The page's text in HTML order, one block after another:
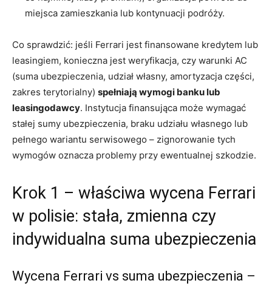
miejsca zamieszkania lub kontynuacji podróży.
Co sprawdzić: jeśli Ferrari jest finansowane kredytem lub
leasingiem, konieczna jest weryfikacja, czy warunki AC
(suma ubezpieczenia, udział własny, amortyzacja części,
zakres terytorialny) spełniają wymogi banku lub
leasingodawcy. Instytucja finansująca może wymagać
stałej sumy ubezpieczenia, braku udziału własnego lub
pełnego wariantu serwisowego – zignorowanie tych
wymogów oznacza problemy przy ewentualnej szkodzie.
Krok 1 – właściwa wycena Ferrari
w polisie: stała, zmienna czy
indywidualna suma ubezpieczenia
Wycena Ferrari vs suma ubezpieczenia –